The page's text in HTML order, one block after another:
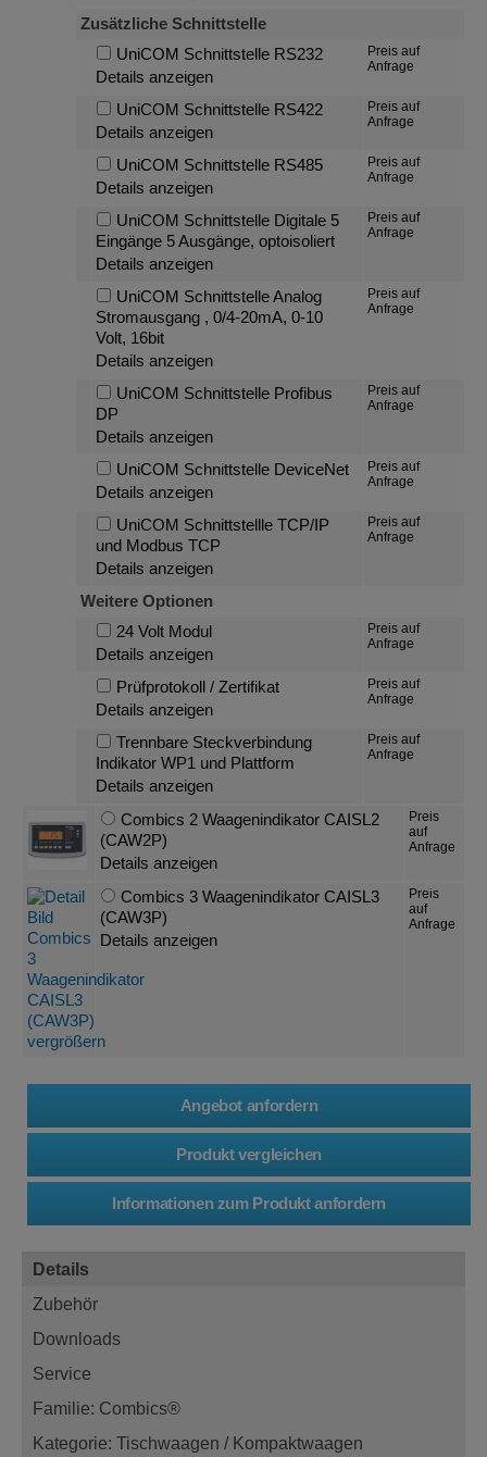
Zusätzliche Schnittstelle
UniCOM Schnittstelle RS232
Details anzeigen
Preis auf
Anfrage
UniCOM Schnittstelle RS422
Details anzeigen
Preis auf
Anfrage
UniCOM Schnittstelle RS485
Details anzeigen
Preis auf
Anfrage
UniCOM Schnittstelle Digitale 5
Eingänge 5 Ausgänge, optoisoliert
Details anzeigen
Preis auf
Anfrage
UniCOM Schnittstelle Analog
Stromausgang , 0/4-20mA, 0-10
Volt, 16bit
Details anzeigen
Preis auf
Anfrage
UniCOM Schnittstelle Profibus
DP
Details anzeigen
Preis auf
Anfrage
UniCOM Schnittstelle DeviceNet
Details anzeigen
Preis auf
Anfrage
UniCOM Schnittstellle TCP/IP
und Modbus TCP
Details anzeigen
Preis auf
Anfrage
Weitere Optionen
24 Volt Modul
Details anzeigen
Preis auf
Anfrage
Prüfprotokoll / Zertifikat
Details anzeigen
Preis auf
Anfrage
Trennbare Steckverbindung
Indikator WP1 und Plattform
Details anzeigen
Preis auf
Anfrage
Combics 2 Waagenindikator CAISL2
(CAW2P)
Details anzeigen
Preis
auf
Anfrage
Combics 3 Waagenindikator CAISL3
(CAW3P)
Details anzeigen
Preis
auf
Anfrage
Details
Zubehör
Downloads
Service
Familie: Combics®
Kategorie: Tischwaagen / Kompaktwaagen